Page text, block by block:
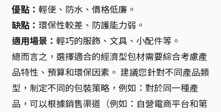
優點： 輕便、防水、價格低廉。
缺點： 環保性較差、防護能力弱。
適用場景： 輕巧的服飾、文具、小配件等。
總而言之，選擇適合的經濟型包材需要綜合考慮產
品特性、預算和環保因素。 建議您針對不同產品類
型，制定不同的包裝策略，例如：對於同一種產
品，可以根據銷售渠道（例如：自營電商平台和第